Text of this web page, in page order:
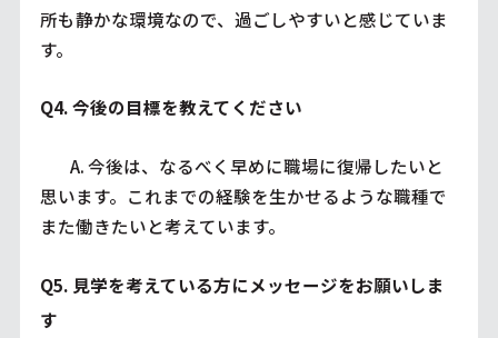
所も静かな環境なので、過ごしやすいと感じていま
す。
Q4. 今後の目標を教えてください
思います。これまでの経験を生かせるような職種で
また働きたいと考えています。
Q5. 見学を考えている方にメッセージをお願いしま
す